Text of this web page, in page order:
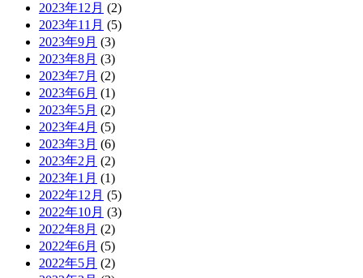
2023年12月 (2)
2023年11月 (5)
2023年9月 (3)
2023年8月 (3)
2023年7月 (2)
2023年6月 (1)
2023年5月 (2)
2023年4月 (5)
2023年3月 (6)
2023年2月 (2)
2023年1月 (1)
2022年12月 (5)
2022年10月 (3)
2022年8月 (2)
2022年6月 (5)
2022年5月 (2)